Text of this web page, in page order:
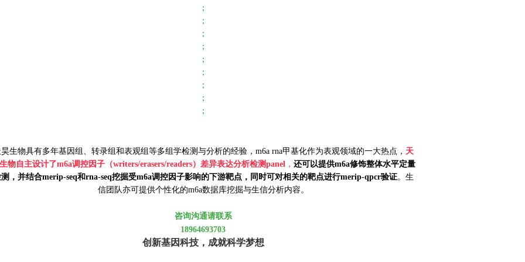
；
；
；
；
；
；
；
；
；
生物具有多年基因组、转录组和表观组等多组学检测与分析的经验，m6a rna甲基化作为表观领域的一大热点， 天
物自主设计了m6a调控因子（writers/erasers/readers）差异表达分析检测panel， 还可以提供m6a修饰整体水平定量
，并结合merip-seq和rna-seq挖掘受m6a调控因子影响的下游靶点，同时可对相关的靶点进行merip-qpcr验证。生
信团队亦可提供个性化的m6a数据库挖掘与生信分析内容。
咨询沟通请联系
18964693703
创新基因科技，成就科学梦想